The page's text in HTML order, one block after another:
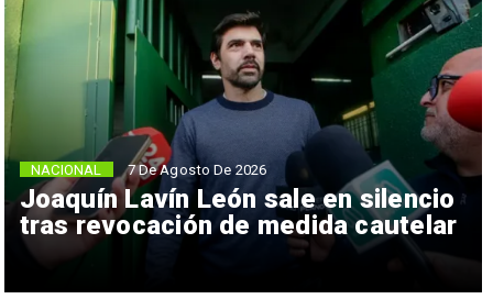
Joaquín Lavín León sale en silencio
tras revocación de medida cautelar
NACIONAL 7 De Agosto De 2026